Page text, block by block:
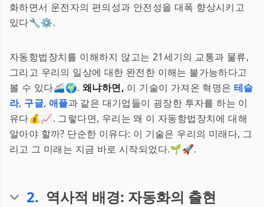
화하면서 운전자의 편의성과 안전성을 대폭 향상시키고
있다🔧⚙️.
자동항법장치를 이해하지 않고는 21세기의 교통과 물류,
그리고 우리의 일상에 대한 완전한 이해는 불가능하다고
볼 수 있다🚄🌍. 왜냐하면, 이 기술이 가져온 혁명은 테슬
라, 구글, 애플과 같은 대기업들이 굉장한 투자를 하는 이
유다💰📈. 그렇다면, 우리는 왜 이 자동항법장치에 대해
알아야 할까? 단순한 이유다: 이 기술은 우리의 미래다, 그
리고 그 미래는 지금 바로 시작되었다.🌱🚀.
2. 역사적 배경: 자동화의 출현